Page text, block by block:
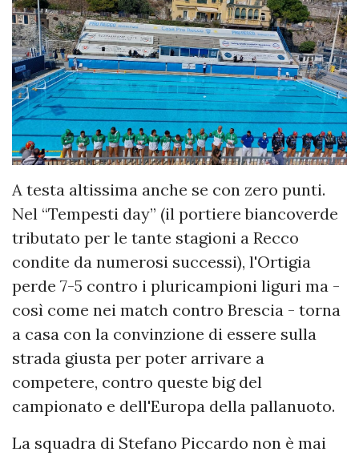
A testa altissima anche se con zero punti.
Nel “Tempesti day” (il portiere biancoverde
tributato per le tante stagioni a Recco
condite da numerosi successi), l'Ortigia
perde 7-5 contro i pluricampioni liguri ma -
così come nei match contro Brescia - torna
a casa con la convinzione di essere sulla
strada giusta per poter arrivare a
competere, contro queste big del
campionato e dell'Europa della pallanuoto.
La squadra di Stefano Piccardo non è mai